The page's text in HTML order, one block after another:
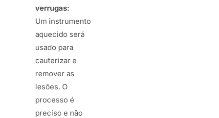
verrugas:
Um instrumento
aquecido será
usado para
cauterizar e
remover as
lesões. O
processo é
preciso e não